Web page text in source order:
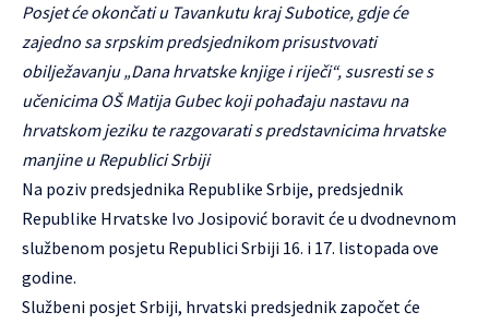
Posjet će okončati u Tavankutu kraj Subotice, gdje će
zajedno sa srpskim predsjednikom prisustvovati
obilježavanju „Dana hrvatske knjige i riječi“, susresti se s
učenicima OŠ Matija Gubec koji pohađaju nastavu na
hrvatskom jeziku te razgovarati s predstavnicima hrvatske
manjine u Republici Srbiji
Na poziv predsjednika Republike Srbije, predsjednik
Republike Hrvatske Ivo Josipović boravit će u dvodnevnom
službenom posjetu Republici Srbiji 16. i 17. listopada ove
godine.
Službeni posjet Srbiji, hrvatski predsjednik započet će